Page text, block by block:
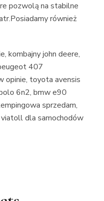
pozwolą na stabilne
również
kombajny john deere,
407
opinie, toyota avensis
6n2, bmw e90
sprzedam,
dla samochodów